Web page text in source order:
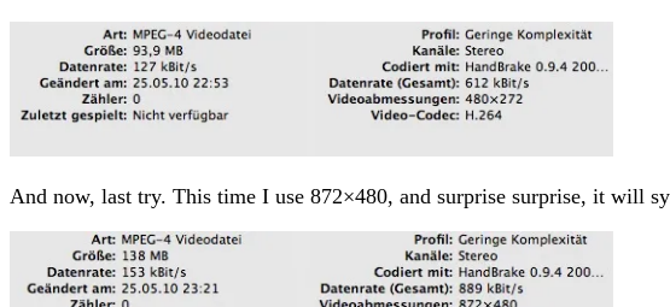
And now, last try. This time I use 872×480, and surprise surprise, it will